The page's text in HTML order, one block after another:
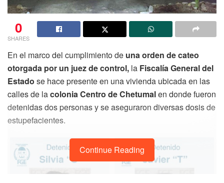
0
SHARES
En el marco del cumplimiento de una orden de cateo
otorgada por un juez de control, la Fiscalía General del
Estado se hace presente en una vivienda ubicada en las
calles de lacolonia Centro de Chetumalen donde fueron
detenidas dos personas y se aseguraron diversas dosis de
estupefacientes.
Continue Reading